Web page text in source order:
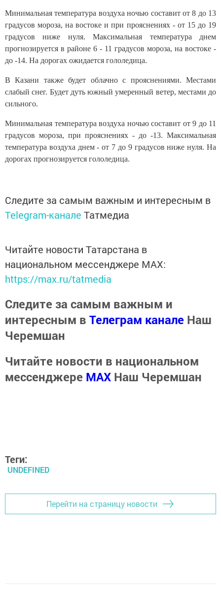
Минимальная температура воздуха ночью составит от 8 до 13
градусов мороза, на востоке и при прояснениях - от 15 до 19
градусов ниже нуля. Максимальная температура днем
прогнозируется в районе 6 - 11 градусов мороза, на востоке -
до -14. На дорогах ожидается гололедица.
В Казани также будет облачно с прояснениями. Местами
слабый снег. Будет дуть южный умеренный ветер, местами до
сильного.
Минимальная температура воздуха ночью составит от 9 до 11
градусов мороза, при прояснениях - до -13. Максимальная
температура воздуха днем - от 7 до 9 градусов ниже нуля. На
дорогах прогнозируется гололедица.
Следите за самым важным и интересным в
Telegram-канале Татмедиа
Читайте новости Татарстана в
национальном мессенджере MАХ:
https://max.ru/tatmedia
Следите за самым важным и
интересным в Телеграм канале Наш
Черемшан
Читайте новости в национальном
мессенджере MАХ Наш Черемшан
Теги:
UNDEFINED
Перейти на страницу новости